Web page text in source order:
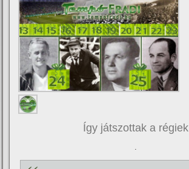
Így játszottak a régiek
.